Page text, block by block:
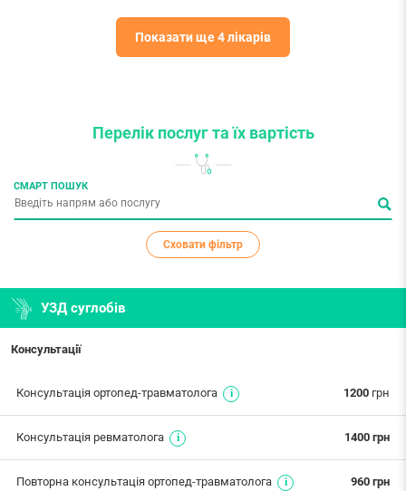
Показати ще 4 лікарів
Перелік послугта їх вартість
СМАРТ ПОШУК
Сховати фільтр
УЗД суглобів
Консультації
1200 грн
Консультація ортопед-травматолога
1400 грн
Консультація ревматолога
960 грн
Повторна консультація ортопед-травматолога